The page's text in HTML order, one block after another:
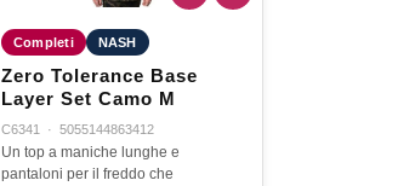
Completi NASH
Zero Tolerance Base
Layer Set Camo M
C6341 · 5055144863412
Un top a maniche lunghe e
pantaloni per il freddo che